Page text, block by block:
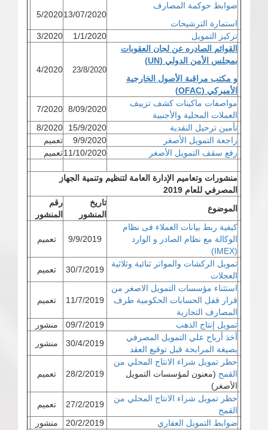
ضوابط حوكمة المصارف
استمارة الترشيحات
13/07/2020
5/2020
تركيز التمويل 1/1/2020
3/2020
القوائم الصادره عن لجان العقوبات
بمجلس الأمن الدولي (UN)
و مكتب مراقبة الأصول الخارجية
الأميركي (OFAC
)
23/8/2020
4/2020
مواصفات ماكينات كشف تزييف
العملات المحلية والأجنبية
8/09/2020
7/2020
تأمين ترحيل النقدية
15/9/2020
8/2020
راجعة التمويل الأصغر
9/9/2020
تعميم
رفع سقف التمويل الأصغر
11/10/2020تعميم
منشورات وتعاميم الإدارة العامة لتنظيم وتنمية الجهاز
المصرفي للعام 2019
الموضوع
تاريخ
المنشور
رقم
المنشور
كيفية ربط بيانات العملاء فى نظام
الوكالة مع نظام الصادر و الوارد
(IMEX)
9/9/2019 تعميم
تمويل الركشات والمواتر ثنائية وثلاثية
العجلات
30/7/2019
تعميم
استثناء مؤسسات التمويل الاصغر من
قرار قفل الحسابات الحكومية طرف
المصارف التجارية
11/7/2019 تعميم
تمويل إنتاج الذهب 09/7/2019
منشور
أخذ أرباح علي التمويل المصرفي
بصيغة المرابحة قبل توقيع العقد
30/4/2019
منشور
حظر تمويل شراء الانتاج المحلي من
القمح (معنون لمؤسسات التمويل
الأصغر)
28/2/2019 تعميم
حظر تمويل شراء الانتاج المحلي من
القمح
27/2/2019
تعميم
ضوابط التمويل العقاري
20/2/2019
منشور